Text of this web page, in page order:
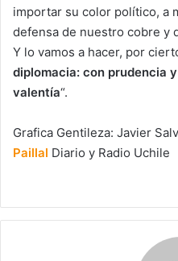
importar su color político, a
defensa de nuestro cobre y
Y lo vamos a hacer, por
diplomacia: con prudencia
valentía“.
Grafica Gentileza: Javier
Paillal Diario y Radio Uchile